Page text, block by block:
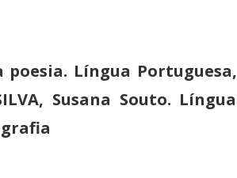
poesia. Língua Portuguesa,
Susana Souto. Língua